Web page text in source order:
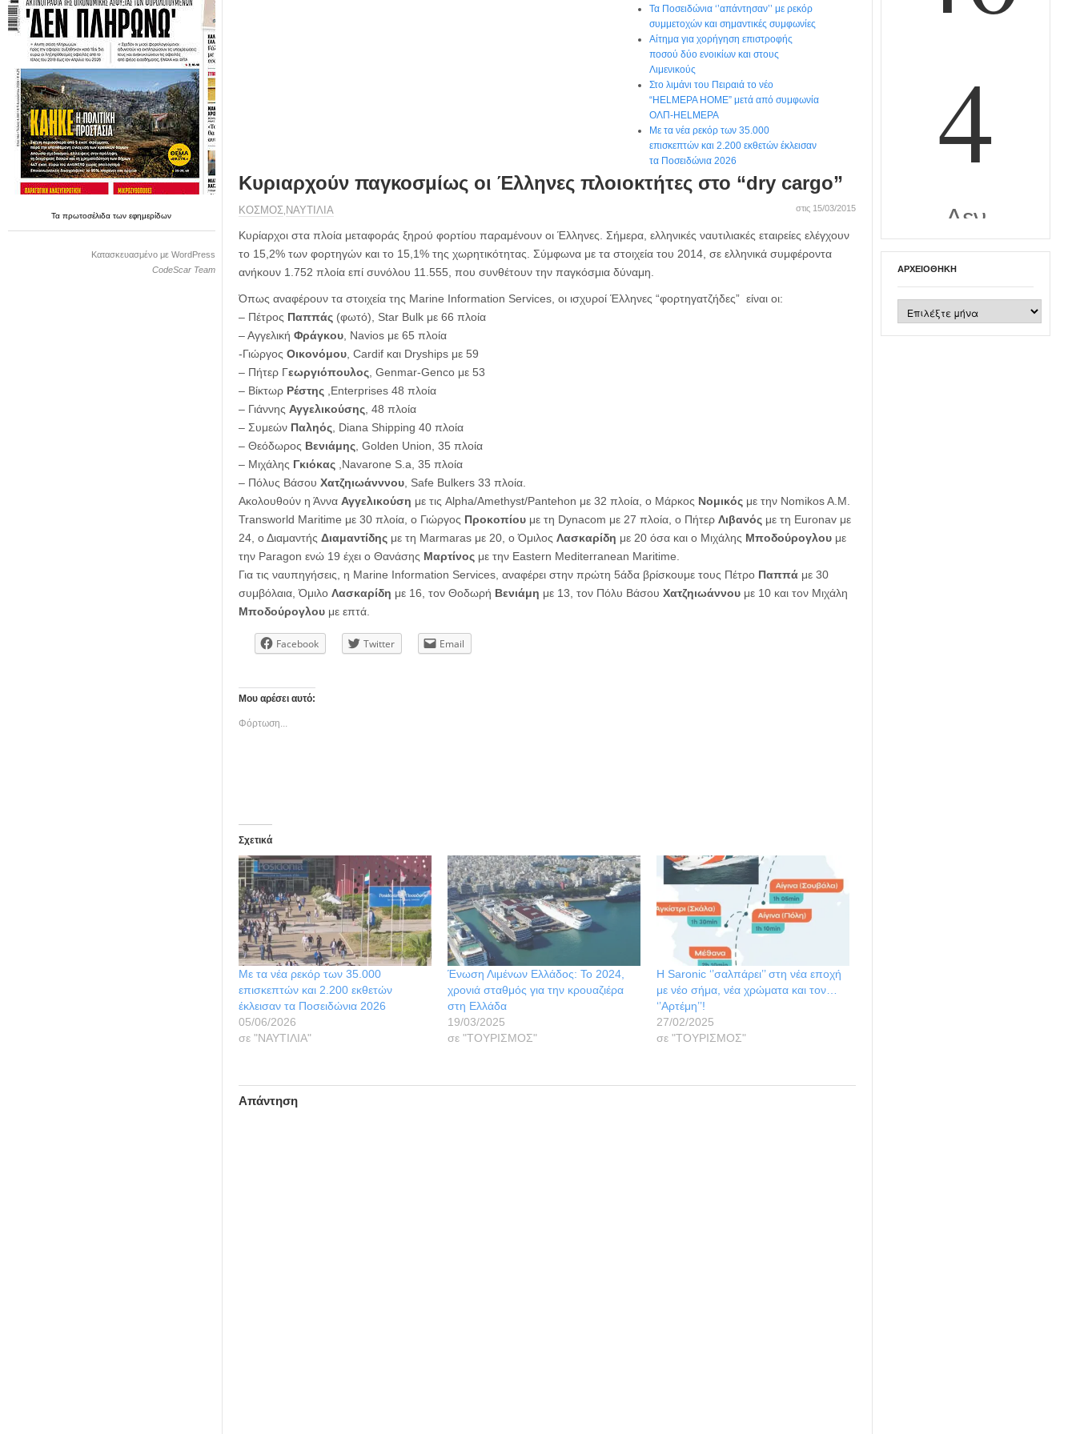
Ταπρωτοσέλιδατωνεφημερίδων
Κατασκευασμένο με WordPress
CodeScar Team
Τα Ποσειδώνια ‘’απάντησαν’’ με ρεκόρ
συμμετοχών και σημαντικές συμφωνίες
Αίτημα για χορήγηση επιστροφής
ποσού δύο ενοικίων και στους
Λιμενικούς
Στο λιμάνι του Πειραιά το νέο
“HELMEPA HOME” μετά από συμφωνία
ΟΛΠ-HELMEPA
Με τα νέα ρεκόρ των 35.000
επισκεπτών και 2.200 εκθετών έκλεισαν
τα Ποσειδώνια 2026
Κυριαρχούν παγκοσμίως οι Έλληνες πλοιοκτήτες στο “dry cargo”
ΚΟΣΜΟΣ ΝΑΥΤΙΛΙΑ στις 15/03/2015
Κυρίαρχοι στα πλοία μεταφοράς ξηρού φορτίου παραμένουν οι Έλληνες. Σήμερα, ελληνικές ναυτιλιακές εταιρείες ελέγχουν
το 15,2% των φορτηγών και το 15,1% της χωρητικότητας. Σύμφωνα με τα στοιχεία του 2014, σε ελληνικά συμφέροντα
ανήκουν 1.752 πλοία επί συνόλου 11.555, που συνθέτουν την παγκόσμια δύναμη.
Όπως αναφέρουν τα στοιχεία της Marine Information Services, οι ισχυροί Έλληνες “φορτηγατζήδες” είναι οι:
– Πέτρος Παππάς (φωτό), Star Bulk με 66 πλοία
– Αγγελική Φράγκου, Navios με 65 πλοία
-Γιώργος Οικονόμου, Cardif και Dryships με 59
– Πήτερ Γεωργιόπουλος, Genmar-Genco με 53
– Βίκτωρ Ρέστης,Enterprises 48 πλοία
– Γιάννης Αγγελικούσης, 48 πλοία
– Συμεών Παληός, Diana Shipping 40 πλοία
– Θεόδωρος Βενιάμης, Golden Union, 35 πλοία
– Μιχάλης Γκιόκας,Navarone S.a, 35 πλοία
– Πόλυς Βάσου Χατζηιωάνννου, Safe Bulkers 33 πλοία.
Ακολουθούν η Άννα Αγγελικούση με τις Alpha/Amethyst/Pantehon με 32 πλοία, ο Μάρκος Νομικόςμε την Nomikos A.M.
Transworld Maritime με 30 πλοία, ο Γιώργος Προκοπίουμε τη Dynacom με 27 πλοία, ο Πήτερ Λιβανόςμε τη Euronav με
24, ο Διαμαντής Διαμαντίδηςμε τη Marmaras με 20, ο Όμιλος Λασκαρίδη με 20 όσα και ο Μιχάλης Μποδούρογλουμε
την Paragon ενώ 19 έχει ο Θανάσης Μαρτίνοςμε την Eastern Mediterranean Maritime.
Για τις ναυπηγήσεις, η Marine Information Services, αναφέρει στην πρώτη 5άδα βρίσκουμε τους Πέτρο Παππάμε 30
συμβόλαια, Όμιλο Λασκαρίδη με 16, τον Θοδωρή Βενιάμη με 13, τον Πόλυ Βάσου Χατζηιωάννουμε 10 και τον Μιχάλη
Μποδούρογλουμε επτά.
Facebook Twitter Email
Μου αρέσει αυτό:
Φόρτωση...
Σχετικά
Με τα νέα ρεκόρ των 35.000
επισκεπτών και 2.200 εκθετών
έκλεισαν τα Ποσειδώνια 2026
05/06/2026
σε "ΝΑΥΤΙΛΙΑ"
Ένωση Λιμένων Ελλάδος: Το 2024,
χρονιά σταθμός για την κρουαζιέρα
στη Ελλάδα
19/03/2025
σε "ΤΟΥΡΙΣΜΟΣ"
Η Saronic ‘’σαλπάρει’’ στη νέα εποχή
με νέο σήμα, νέα χρώματα και τον…
‘’Αρτέμη’’!
27/02/2025
σε "ΤΟΥΡΙΣΜΟΣ"
Απάντηση
ΑΡΧΕΙΟΘΉΚΗ